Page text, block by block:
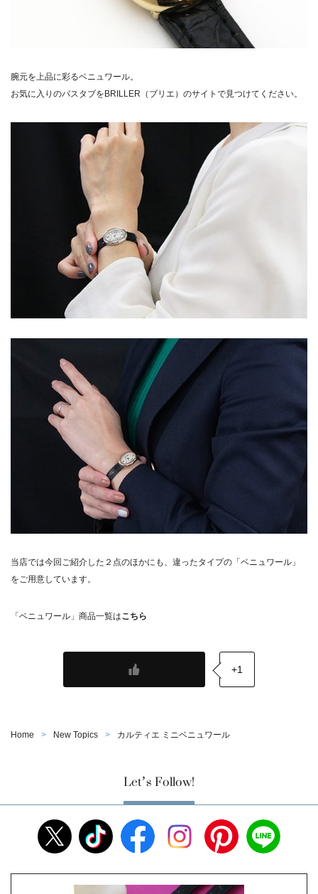
腕元を上品に彩るベニュワール。
お気に入りのバスタブをBRILLER（ブリエ）のサイトで見つけてください。
当店では今回ご紹介した２点のほかにも、違ったタイプの「ベニュワール」
をご用意しています。
「ベニュワール」商品一覧はこちら
+1
Home New Topics カルティエ ミニベニュワール
Let’s Follow!